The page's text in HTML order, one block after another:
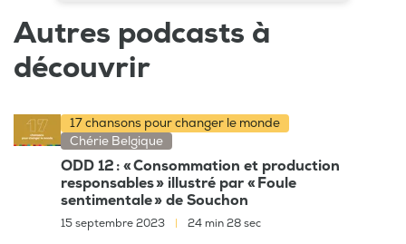
Autres podcasts à
découvrir
17 chansons pour changer le monde
Chérie Belgique
ODD 12 : « Consommation et production
responsables » illustré par « Foule
sentimentale » de Souchon
15 septembre 2023 24 min 28 sec